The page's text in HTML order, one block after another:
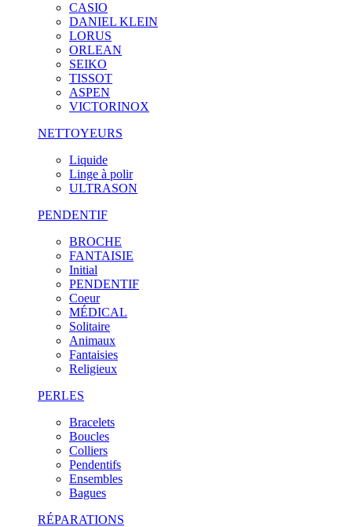
CASIO
DANIEL KLEIN
LORUS
ORLEAN
SEIKO
TISSOT
ASPEN
VICTORINOX
NETTOYEURS
Liquide
Linge à polir
ULTRASON
PENDENTIF
BROCHE
FANTAISIE
Initial
PENDENTIF
Coeur
MÉDICAL
Solitaire
Animaux
Fantaisies
Religieux
PERLES
Bracelets
Boucles
Colliers
Pendentifs
Ensembles
Bagues
RÉPARATIONS